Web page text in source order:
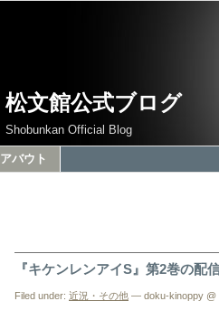
松文館公式ブログ
Shobunkan Official Blog
アバウト
『キケンレンアイS』第2巻の配
Filed under: 近況・その他 — doku-kinoppy @